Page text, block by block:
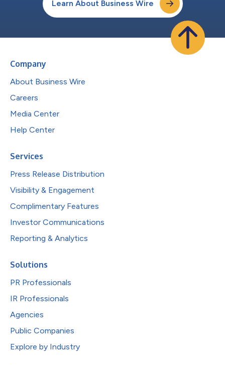
Learn About Business Wire
Company
About Business Wire
Careers
Media Center
Help Center
Services
Press Release Distribution
Visibility & Engagement
Complimentary Features
Investor Communications
Reporting & Analytics
Solutions
PR Professionals
IR Professionals
Agencies
Public Companies
Explore by Industry